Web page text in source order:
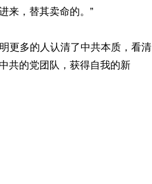
来，替其卖命的。”
更多的人认清了中共本质，看清
共的党团队，获得自我的新